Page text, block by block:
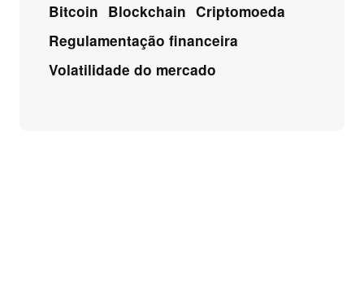
Bitcoin Blockchain Criptomoeda
Regulamentação financeira
Volatilidade do mercado